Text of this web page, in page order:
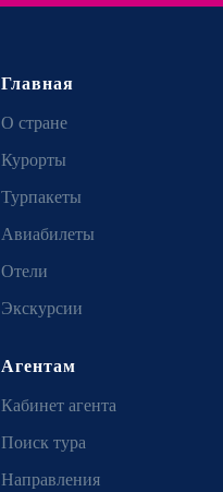
Главная
О стране
Курорты
Турпакеты
Авиабилеты
Отели
Экскурсии
Агентам
Кабинет агента
Поиск тура
Направления